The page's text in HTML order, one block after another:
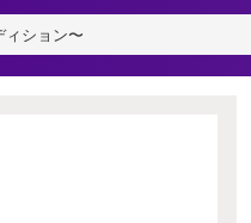
ィション〜